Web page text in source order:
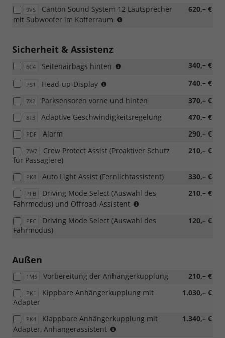
9VS 620,– €
Canton Sound System 12 Lautsprecher
mit Subwoofer im Kofferraum
Sicherheit & Assistenz
6C4 340,– €
Seitenairbags hinten
PS1 740,– €
Head-up-Display
PAW/PAP
nicht
möglich)
7X2 370,– €
Parksensoren vorne und hinten
8T3 470,– €
Adaptive Geschwindigkeitsregelung
PDF 290,– €
Alarm
7W7 210,– €
Crew Protect Assist (Proaktiver Schutz
für Passagiere)
PK8 330,– €
Auto Light Assist (Fernlichtassistent)
PFB 210,– €
Driving Mode Select (Auswahl des
Fahrmodus) und Offroad-Assistent
4x4)
PFC 120,– €
Driving Mode Select (Auswahl des
Fahrmodus)
Außen
1M5 210,– €
Vorbereitung der Anhängerkupplung
PK1 1.030,– €
Kippbare Anhängerkupplung mit
Adapter
PK4 1.340,– €
Klappbare Anhängerkupplung mit
Adapter, Anhängerassistent